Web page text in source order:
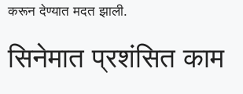
करून देण्यात मदत झाली.
सिनेमात प्रशंसित काम